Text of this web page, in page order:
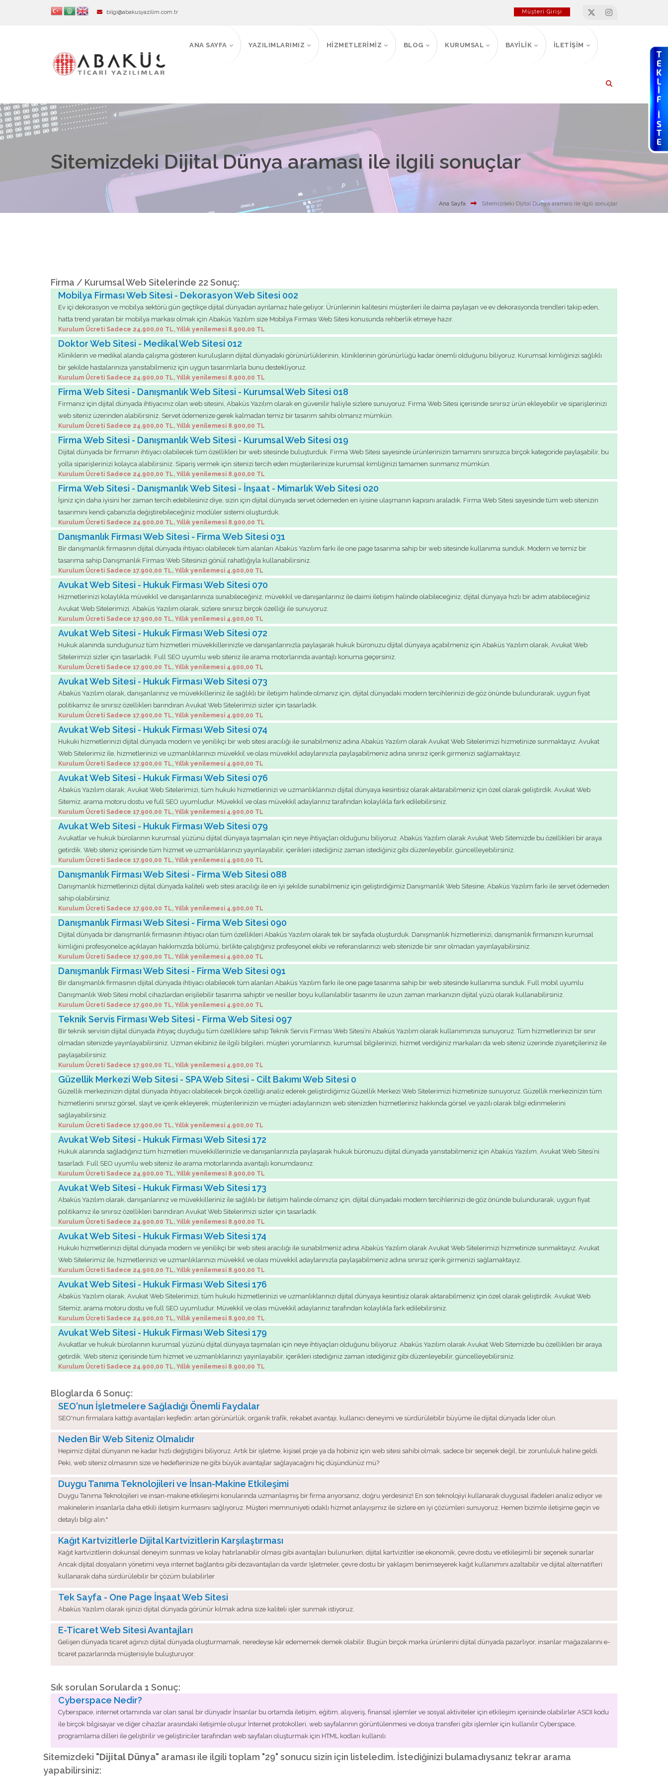
bilgi@abakusyazilim.com.tr Müşteri Girişi
ANA SAYFA YAZILIMLARIMIZ HİZMETLERİMİZ BLOG KURUMSAL BAYİLİK İLETİŞİM
Sitemizdeki Dijital Dünya araması ile ilgili sonuçlar
Ana Sayfa Sitemizdeki Dijital Dünya araması ile ilgili sonuçlar
Firma / Kurumsal Web Sitelerinde 22 Sonuç:
Mobilya Firması Web Sitesi - Dekorasyon Web Sitesi 002
Ev içi dekorasyon ve mobilya sektörü gün geçtikçe dijital dünyadan ayrılamaz hale geliyor. Ürünlerinin kalitesini müşterileri ile daima paylaşan ve ev dekorasyonda trendleri takip eden,
hatta trend yaratan bir mobilya markası olmak için Abaküs Yazılım size Mobilya Firması Web Sitesi konusunda rehberlik etmeye hazır.
Kurulum Ücreti Sadece 24.900,00 TL, Yıllık yenilemesi 8.900,00 TL
Doktor Web Sitesi - Medikal Web Sitesi 012
Kliniklerin ve medikal alanda çalışma gösteren kuruluşların dijital dünyadaki görünürlüklerinin, kliniklerinin görünürlüğü kadar önemli olduğunu biliyoruz. Kurumsal kimliğinizi sağlıklı
bir şekilde hastalarınıza yansıtabilmeniz için uygun tasarımlarla bunu destekliyoruz.
Kurulum Ücreti Sadece 24.900,00 TL, Yıllık yenilemesi 8.900,00 TL
Firma Web Sitesi - Danışmanlık Web Sitesi - Kurumsal Web Sitesi 018
Firmanız için dijital dünyada ihtiyacınız olan web sitesini, Abaküs Yazılım olarak en güvenilir haliyle sizlere sunuyoruz. Firma Web Sitesi içerisinde sınırsız ürün ekleyebilir ve siparişlerinizi
web siteniz üzerinden alabilirsiniz. Servet ödemenize gerek kalmadan temiz bir tasarım sahibi olmanız mümkün.
Kurulum Ücreti Sadece 24.900,00 TL, Yıllık yenilemesi 8.900,00 TL
Firma Web Sitesi - Danışmanlık Web Sitesi - Kurumsal Web Sitesi 019
Dijital dünyada bir firmanın ihtiyacı olabilecek tüm özellikleri bir web sitesinde buluşturduk. Firma Web Sitesi sayesinde ürünlerinizin tamamını sınırsızca birçok kategoride paylaşabilir, bu
yolla siparişlerinizi kolayca alabilirsiniz. Sipariş vermek için sitenizi tercih eden müşterilerinize kurumsal kimliğinizi tamamen sunmanız mümkün.
Kurulum Ücreti Sadece 24.900,00 TL, Yıllık yenilemesi 8.900,00 TL
Firma Web Sitesi - Danışmanlık Web Sitesi - İnşaat - Mimarlık Web Sitesi 020
İşiniz için daha iyisini her zaman tercih edebilesiniz diye, sizin için dijital dünyada servet ödemeden en iyisine ulaşmanın kapısını araladık. Firma Web Sitesi sayesinde tüm web sitenizin
tasarımını kendi çabanızla değiştirebileceğiniz modüler sistemi oluşturduk.
Kurulum Ücreti Sadece 24.900,00 TL, Yıllık yenilemesi 8.900,00 TL
Danışmanlık Firması Web Sitesi - Firma Web Sitesi 031
Bir danışmanlık firmasının dijital dünyada ihtiyacı olabilecek tüm alanları Abaküs Yazılım farkı ile one page tasarıma sahip bir web sitesinde kullanıma sunduk. Modern ve temiz bir
tasarıma sahip Danışmanlık Firması Web Sitesinizi gönül rahatlığıyla kullanabilirsiniz.
Kurulum Ücreti Sadece 17.900,00 TL, Yıllık yenilemesi 4.900,00 TL
Avukat Web Sitesi - Hukuk Firması Web Sitesi 070
Hizmetlerinizi kolaylıkla müvekkil ve danışanlarınıza sunabileceğiniz, müvekkil ve danışanlarınız ile daimi iletişim halinde olabileceğiniz, dijital dünyaya hızlı bir adım atabileceğiniz
Avukat Web Sitelerimizi, Abaküs Yazılım olarak, sizlere sınırsız birçok özelliği ile sunuyoruz.
Kurulum Ücreti Sadece 17.900,00 TL, Yıllık yenilemesi 4.900,00 TL
Avukat Web Sitesi - Hukuk Firması Web Sitesi 072
Hukuk alanında sunduğunuz tüm hizmetleri müvekkillerinizle ve danışanlarınızla paylaşarak hukuk büronuzu dijital dünyaya açabilmeniz için Abaküs Yazılım olarak, Avukat Web
Sitelerimizi sizler için tasarladık. Full SEO uyumlu web siteniz ile arama motorlarında avantajlı konuma geçersiniz.
Kurulum Ücreti Sadece 17.900,00 TL, Yıllık yenilemesi 4.900,00 TL
Avukat Web Sitesi - Hukuk Firması Web Sitesi 073
Abaküs Yazılım olarak, danışanlarınız ve müvekkilleriniz ile sağlıklı bir iletişim halinde olmanız için, dijital dünyadaki modern tercihlerinizi de göz önünde bulundurarak, uygun fiyat
politikamız ile sınırsız özellikleri barındıran Avukat Web Sitelerimizi sizler için tasarladık.
Kurulum Ücreti Sadece 17.900,00 TL, Yıllık yenilemesi 4.900,00 TL
Avukat Web Sitesi - Hukuk Firması Web Sitesi 074
Hukuki hizmetlerinizi dijital dünyada modern ve yenilikçi bir web sitesi aracılığı ile sunabilmeniz adına Abaküs Yazılım olarak Avukat Web Sitelerimizi hizmetinize sunmaktayız. Avukat
Web Sitelerimiz ile, hizmetlerinizi ve uzmanlıklarınızı müvekkil ve olası müvekkil adaylarınızla paylaşabilmeniz adına sınırsız içerik girmenizi sağlamaktayız.
Kurulum Ücreti Sadece 17.900,00 TL, Yıllık yenilemesi 4.900,00 TL
Avukat Web Sitesi - Hukuk Firması Web Sitesi 076
Abaküs Yazılım olarak, Avukat Web Sitelerimizi, tüm hukuki hizmetlerinizi ve uzmanlıklarınızı dijital dünyaya kesintisiz olarak aktarabilmeniz için özel olarak geliştirdik. Avukat Web
Sitemiz, arama motoru dostu ve full SEO uyumludur. Müvekkil ve olası müvekkil adaylarınız tarafından kolaylıkla fark edilebilirsiniz.
Kurulum Ücreti Sadece 17.900,00 TL, Yıllık yenilemesi 4.900,00 TL
Avukat Web Sitesi - Hukuk Firması Web Sitesi 079
Avukatlar ve hukuk bürolarının kurumsal yüzünü dijital dünyaya taşımaları için neye ihtiyaçları olduğunu biliyoruz. Abaküs Yazılım olarak Avukat Web Sitemizde bu özellikleri bir araya
getirdik. Web siteniz içerisinde tüm hizmet ve uzmanlıklarınızı yayınlayabilir, içerikleri istediğiniz zaman istediğiniz gibi düzenleyebilir, güncelleyebilirsiniz.
Kurulum Ücreti Sadece 17.900,00 TL, Yıllık yenilemesi 4.900,00 TL
Danışmanlık Firması Web Sitesi - Firma Web Sitesi 088
Danışmanlık hizmetlerinizi dijital dünyada kaliteli web sitesi aracılığı ile en iyi şekilde sunabilmeniz için geliştirdiğimiz Danışmanlık Web Sitesine, Abaküs Yazılım farkı ile servet ödemeden
sahip olabilirsiniz.
Kurulum Ücreti Sadece 17.900,00 TL, Yıllık yenilemesi 4.900,00 TL
Danışmanlık Firması Web Sitesi - Firma Web Sitesi 090
Dijital dünyada bir danışmanlık firmasının ihtiyacı olan tüm özellikleri Abaküs Yazılım olarak tek bir sayfada oluşturduk. Danışmanlık hizmetlerinizi, danışmanlık firmanızın kurumsal
kimliğini profesyonelce açıklayan hakkımızda bölümü, birlikte çalıştığınız profesyonel ekibi ve referanslarınızı web sitenizde bir sınır olmadan yayınlayabilirsiniz.
Kurulum Ücreti Sadece 17.900,00 TL, Yıllık yenilemesi 4.900,00 TL
Danışmanlık Firması Web Sitesi - Firma Web Sitesi 091
Bir danışmanlık firmasının dijital dünyada ihtiyacı olabilecek tüm alanları Abaküs Yazılım farkı ile one page tasarıma sahip bir web sitesinde kullanıma sunduk. Full mobil uyumlu
Danışmanlık Web Sitesi mobil cihazlardan erişilebilir tasarıma sahiptir ve nesiller boyu kullanılabilir tasarımı ile uzun zaman markanızın dijital yüzü olarak kullanabilirsiniz.
Kurulum Ücreti Sadece 17.900,00 TL, Yıllık yenilemesi 4.900,00 TL
Teknik Servis Firması Web Sitesi - Firma Web Sitesi 097
Bir teknik servisin dijital dünyada ihtiyaç duyduğu tüm özelliklere sahip Teknik Servis Firması Web Sitesi’ni Abaküs Yazılım olarak kullanımınıza sunuyoruz. Tüm hizmetlerinizi bir sınır
olmadan sitenizde yayınlayabilirsiniz. Uzman ekibiniz ile ilgili bilgileri, müşteri yorumlarınızı, kurumsal bilgilerinizi, hizmet verdiğiniz markaları da web siteniz üzerinde ziyaretçileriniz ile
paylaşabilirsiniz.
Kurulum Ücreti Sadece 17.900,00 TL, Yıllık yenilemesi 4.900,00 TL
Güzellik Merkezi Web Sitesi - SPA Web Sitesi - Cilt Bakımı Web Sitesi 0
Güzellik merkezinizin dijital dünyada ihtiyacı olabilecek birçok özelliği analiz ederek geliştirdiğimiz Güzellik Merkezi Web Sitelerimizi hizmetinize sunuyoruz. Güzellik merkezinizin tüm
hizmetlerini sınırsız görsel, slayt ve içerik ekleyerek, müşterilerinizin ve müşteri adaylarınızın web sitenizden hizmetleriniz hakkında görsel ve yazılı olarak bilgi edinmelerini
sağlayabilirsiniz.
Kurulum Ücreti Sadece 17.900,00 TL, Yıllık yenilemesi 4.900,00 TL
Avukat Web Sitesi - Hukuk Firması Web Sitesi 172
Hukuk alanında sağladığınız tüm hizmetleri müvekkillerinizle ve danışanlarınızla paylaşarak hukuk büronuzu dijital dünyada yansıtabilmeniz için Abaküs Yazılım, Avukat Web Sitesi’ni
tasarladı. Full SEO uyumlu web siteniz ile arama motorlarında avantajlı konumdasınız.
Kurulum Ücreti Sadece 24.900,00 TL, Yıllık yenilemesi 8.900,00 TL
Avukat Web Sitesi - Hukuk Firması Web Sitesi 173
Abaküs Yazılım olarak, danışanlarınız ve müvekkilleriniz ile sağlıklı bir iletişim halinde olmanız için, dijital dünyadaki modern tercihlerinizi de göz önünde bulundurarak, uygun fiyat
politikamız ile sınırsız özellikleri barındıran Avukat Web Sitelerimizi sizler için tasarladık.
Kurulum Ücreti Sadece 24.900,00 TL, Yıllık yenilemesi 8.900,00 TL
Avukat Web Sitesi - Hukuk Firması Web Sitesi 174
Hukuki hizmetlerinizi dijital dünyada modern ve yenilikçi bir web sitesi aracılığı ile sunabilmeniz adına Abaküs Yazılım olarak Avukat Web Sitelerimizi hizmetinize sunmaktayız. Avukat
Web Sitelerimiz ile, hizmetlerinizi ve uzmanlıklarınızı müvekkil ve olası müvekkil adaylarınızla paylaşabilmeniz adına sınırsız içerik girmenizi sağlamaktayız.
Kurulum Ücreti Sadece 24.900,00 TL, Yıllık yenilemesi 8.900,00 TL
Avukat Web Sitesi - Hukuk Firması Web Sitesi 176
Abaküs Yazılım olarak, Avukat Web Sitelerimizi, tüm hukuki hizmetlerinizi ve uzmanlıklarınızı dijital dünyaya kesintisiz olarak aktarabilmeniz için özel olarak geliştirdik. Avukat Web
Sitemiz, arama motoru dostu ve full SEO uyumludur. Müvekkil ve olası müvekkil adaylarınız tarafından kolaylıkla fark edilebilirsiniz.
Kurulum Ücreti Sadece 24.900,00 TL, Yıllık yenilemesi 8.900,00 TL
Avukat Web Sitesi - Hukuk Firması Web Sitesi 179
Avukatlar ve hukuk bürolarının kurumsal yüzünü dijital dünyaya taşımaları için neye ihtiyaçları olduğunu biliyoruz. Abaküs Yazılım olarak Avukat Web Sitemizde bu özellikleri bir araya
getirdik. Web siteniz içerisinde tüm hizmet ve uzmanlıklarınızı yayınlayabilir, içerikleri istediğiniz zaman istediğiniz gibi düzenleyebilir, güncelleyebilirsiniz.
Kurulum Ücreti Sadece 24.900,00 TL, Yıllık yenilemesi 8.900,00 TL
Bloglarda 6 Sonuç:
SEO'nun İşletmelere Sağladığı Önemli Faydalar
SEO'nun firmalara kattığı avantajları keşfedin: artan görünürlük, organik trafik, rekabet avantajı, kullanıcı deneyimi ve sürdürülebilir büyüme ile dijital dünyada lider olun.
Neden Bir Web Siteniz Olmalıdır
Hepimiz dijital dünyanın ne kadar hızlı değiştiğini biliyoruz. Artık bir işletme, kişisel proje ya da hobiniz için web sitesi sahibi olmak, sadece bir seçenek değil, bir zorunluluk haline geldi.
Peki, web siteniz olmasının size ve hedeflerinize ne gibi büyük avantajlar sağlayacağını hiç düşündünüz mü?
Duygu Tanıma Teknolojileri ve İnsan-Makine Etkileşimi
Duygu Tanıma Teknolojileri ve insan-makine etkileşimi konularında uzmanlaşmış bir firma arıyorsanız, doğru yerdesiniz! En son teknolojiyi kullanarak duygusal ifadeleri analiz ediyor ve
makinelerin insanlarla daha etkili iletişim kurmasını sağlıyoruz. Müşteri memnuniyeti odaklı hizmet anlayışımız ile sizlere en iyi çözümleri sunuyoruz. Hemen bizimle iletişime geçin ve
detaylı bilgi alın."
Kağıt Kartvizitlerle Dijital Kartvizitlerin Karşılaştırması
Kağıt kartvizitlerin dokunsal deneyim sunması ve kolay hatırlanabilir olması gibi avantajları bulunurken, dijital kartvizitler ise ekonomik, çevre dostu ve etkileşimli bir seçenek sunarlar
Ancak dijital dosyaların yönetimi veya internet bağlantısı gibi dezavantajları da vardır Işletmeler, çevre dostu bir yaklaşım benimseyerek kağıt kullanımını azaltabilir ve dijital alternatifleri
kullanarak daha sürdürülebilir bir çözüm bulabilirler
Tek Sayfa - One Page İnşaat Web Sitesi
Abaküs Yazılım olarak işinizi dijital dünyada görünür kılmak adına size kaliteli işler sunmak istiyoruz.
E-Ticaret Web Sitesi Avantajları
Gelişen dünyada ticaret ağınızı dijital dünyada oluşturmamak, neredeyse kâr edememek demek olabilir. Bugün birçok marka ürünlerini dijital dünyada pazarlıyor, insanlar mağazalarını e-
ticaret pazarlarında müşterisiyle buluşturuyor.
Sık sorulan Sorularda 1 Sonuç:
Cyberspace Nedir?
Cyberspace, internet ortamında var olan sanal bir dünyadır İnsanlar bu ortamda iletişim, eğitim, alışveriş, finansal işlemler ve sosyal aktiviteler için etkileşim içerisinde olabilirler ASCII kodu
ile birçok bilgisayar ve diğer cihazlar arasındaki iletişimle oluşur İnternet protokolleri, web sayfalarının görüntülenmesi ve dosya transferi gibi işlemler için kullanılır Cyberspace,
programlama dilleri ile geliştirilir ve geliştiriciler tarafından web sayfaları oluşturmak için HTML kodları kullanılı
Sitemizdeki "Dijital Dünya" araması ile ilgili toplam "29" sonucu sizin için listeledim. İstediğinizi bulamadıysanız tekrar arama
yapabilirsiniz: